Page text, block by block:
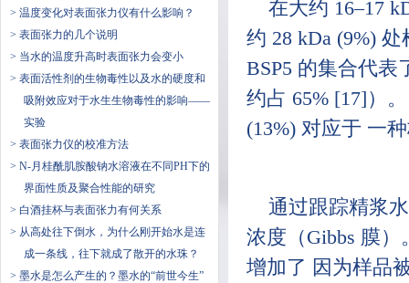
> 温度变化对表面张力仪有什么影响？
> 表面张力的几个说明
> 当水的温度升高时表面张力会变小
> 表面活性剂的生物毒性以及水的硬度和
吸附效应对于水生生物毒性的影响——
实验
> 表面张力仪的校准方法
> N-月桂酰肌胺酸钠水溶液在不同PH下的
界面性质及聚合性能的研究
> ​白酒挂杯与表面张力有何关系
> 从高处往下倒水，为什么刚开始水是连
成一条线，往下就成了散开的水珠？
> 墨水是怎么产生的？墨水的“前世今生”
在大约 16–17
约 28 kDa (9%)
BSP5 的集合代表
约占 65% [17]）
(13%) 对应于 一
通过跟踪精浆
浓度（Gibbs 膜
增加了 因为样品